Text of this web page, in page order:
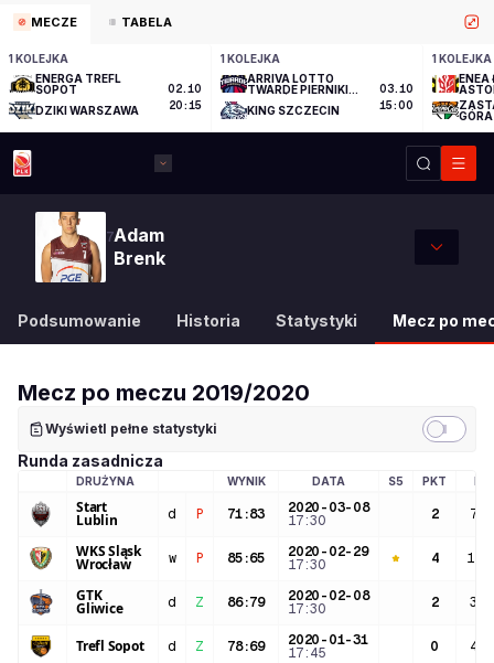
MECZE TABELA
1 KOLEJKA
ENERGA TREFL
SOPOT
DZIKI WARSZAWA
02.10
20:15
1 KOLEJKA
ARRIVA LOTTO
TWARDE PIERNIKI
KING SZCZECIN
03.10
15:00
1 KOLEJKA
ENEA
GÓRA
7Adam
Brenk
Podsumowanie Historia Statystyki Mecz po
Mecz po meczu 2019/2020
Wyświetl pełne statystyki
Runda zasadnicza
LOGO DRUŻYNY
DRUŻYNA WYNIK DATA S5 PKT
Start
Lublin d P 71:83
2020-03-08
17:30
2
WKS Śląsk
Wrocław w P 85:65
2020-02-29
17:30
4
GTK
Gliwice d Z 86:79
2020-02-08
17:30
2
Trefl Sopot d Z 78:69
2020-01-31
17:45
0